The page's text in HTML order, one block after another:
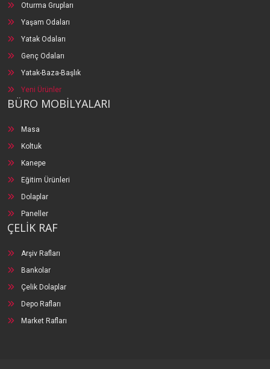
Oturma Grupları
Yaşam Odaları
Yatak Odaları
Genç Odaları
Yatak-Baza-Başlık
Yeni Ürünler
BÜRO MOBİLYALARI
Masa
Koltuk
Kanepe
Eğitim Ürünleri
Dolaplar
Paneller
ÇELİK RAF
Arşiv Rafları
Bankolar
Çelik Dolaplar
Depo Rafları
Market Rafları